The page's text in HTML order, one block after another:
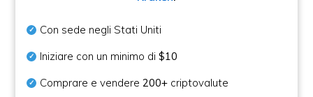
Con sede negli Stati Uniti
Iniziare con un minimo di$10
Comprare e vendere200+ criptovalute